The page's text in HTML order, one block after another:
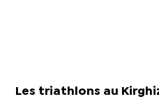
Les triathlons au